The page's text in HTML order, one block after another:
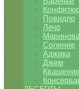
Повидло
Лечо
Соление
Аджика
Джем
Квашение